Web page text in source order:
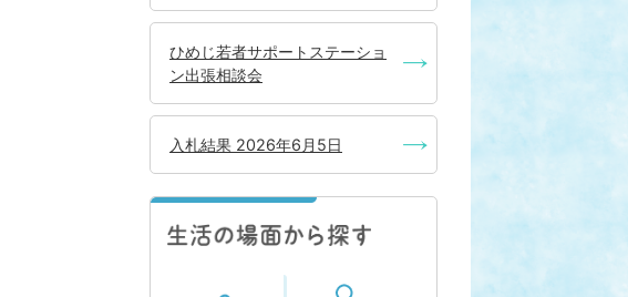
ひめじ若者サポートステーショ
ン出張相談会
入札結果 2026年6月5日